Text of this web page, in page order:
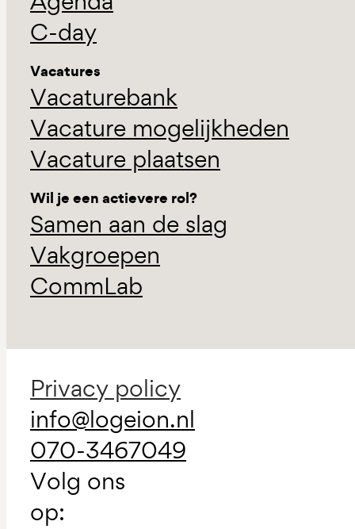
C-day
Vacatures
Vacaturebank
Vacature mogelijkheden
Vacature plaatsen
Wil je een actievere rol?
Samen aan de slag
Vakgroepen
CommLab
Privacy policy
info@logeion.nl
070-3467049
Volg ons
op: